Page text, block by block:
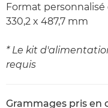
Format personnalisé
330,2 x 487,7 mm
* Le kit
requis
Grammages pris en